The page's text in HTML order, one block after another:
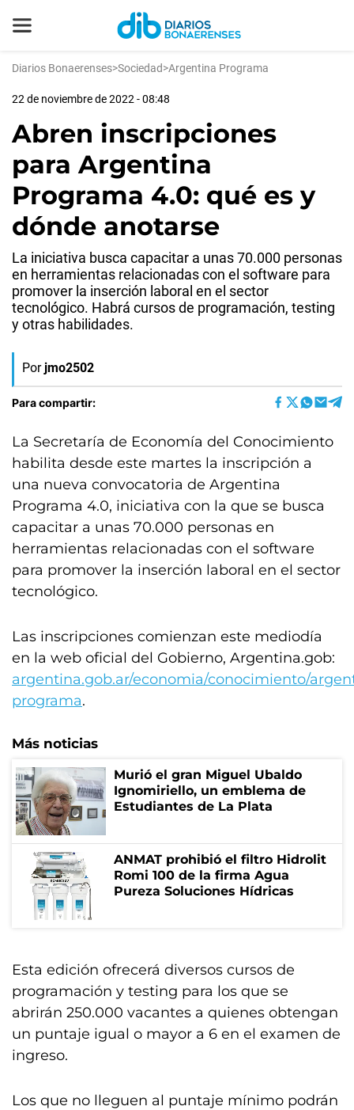
Diarios Bonaerenses>Sociedad>Argentina Programa
22 de noviembre de 2022 - 08:48
Abren inscripciones
para Argentina
Programa 4.0: qué es y
dónde anotarse
La iniciativa busca capacitar a unas 70.000 personas
en herramientas relacionadas con el software para
promover la inserción laboral en el sector
tecnológico. Habrá cursos de programación, testing
y otras habilidades.
Por jmo2502
Para compartir:
La Secretaría de Economía del Conocimiento
habilita desde este martes la inscripción a
una nueva convocatoria de Argentina
Programa 4.0, iniciativa con la que se busca
capacitar a unas 70.000 personas en
herramientas relacionadas con el software
para promover la inserción laboral en el sector
tecnológico.
Las inscripciones comienzan este mediodía
en la web oficial del Gobierno, Argentina.gob:
argentina.gob.ar/economia/conocimiento/
programa.
Más noticias
Murió el gran Miguel Ubaldo
Ignomiriello, un emblema de
Estudiantes de La Plata
ANMAT prohibió el filtro Hidrolit
Romi 100 de la firma Agua
Pureza Soluciones Hídricas
Esta edición ofrecerá diversos cursos de
programación y testing para los que se
abrirán 250.000 vacantes a quienes obtengan
un puntaje igual o mayor a 6 en el examen de
ingreso.
Los que no lleguen al puntaje mínimo podrán